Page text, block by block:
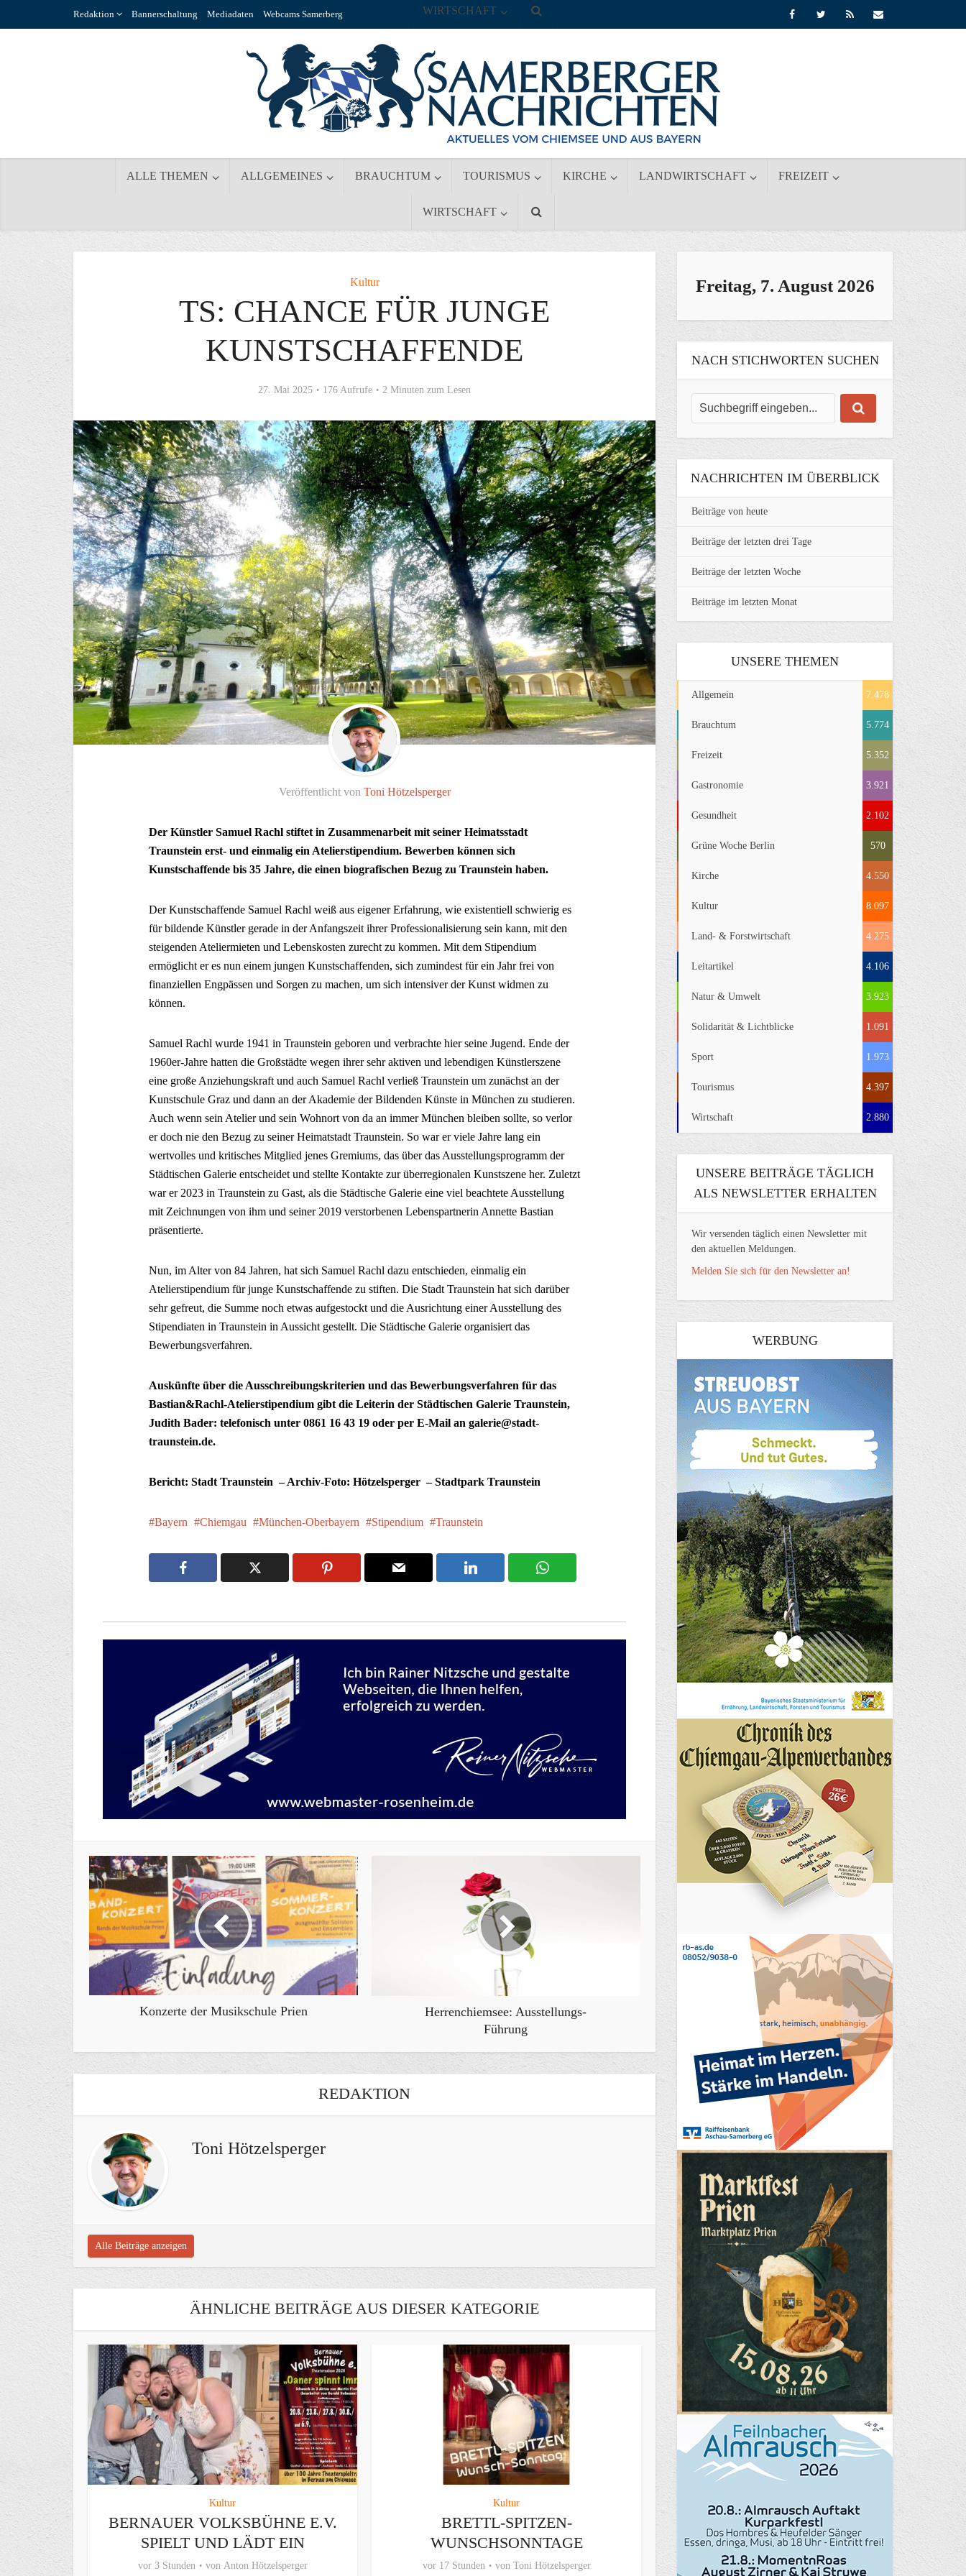
Redaktion Bannerschaltung Mediadaten Webcams Samerberg
ALLE THEMEN ALLGEMEINES BRAUCHTUM TOURISMUS KIRCHE LANDWIRTSCHAFT FREIZEIT
WIRTSCHAFT
WIRTSCHAFT
Kultur
TS: CHANCE FÜR JUNGE
KUNSTSCHAFFENDE
27. Mai 2025 176 Aufrufe 2 Minuten zum Lesen
Veröffentlicht von Toni Hötzelsperger
Der Künstler Samuel Rachl stiftet in Zusammenarbeit mit seiner Heimatsstadt
Traunstein erst- und einmalig ein Atelierstipendium. Bewerben können sich
Kunstschaffende bis 35 Jahre, die einen biografischen Bezug zu Traunstein haben.
Der Kunstschaffende Samuel Rachl weiß aus eigener Erfahrung, wie existentiell schwierig es
für bildende Künstler gerade in der Anfangszeit ihrer Professionalisierung sein kann, mit den
steigenden Ateliermieten und Lebenskosten zurecht zu kommen. Mit dem Stipendium
ermöglicht er es nun einem jungen Kunstschaffenden, sich zumindest für ein Jahr frei von
finanziellen Engpässen und Sorgen zu machen, um sich intensiver der Kunst widmen zu
können.
Samuel Rachl wurde 1941 in Traunstein geboren und verbrachte hier seine Jugend. Ende der
1960er-Jahre hatten die Großstädte wegen ihrer sehr aktiven und lebendigen Künstlerszene
eine große Anziehungskraft und auch Samuel Rachl verließ Traunstein um zunächst an der
Kunstschule Graz und dann an der Akademie der Bildenden Künste in München zu studieren.
Auch wenn sein Atelier und sein Wohnort von da an immer München bleiben sollte, so verlor
er doch nie den Bezug zu seiner Heimatstadt Traunstein. So war er viele Jahre lang ein
wertvolles und kritisches Mitglied jenes Gremiums, das über das Ausstellungsprogramm der
Städtischen Galerie entscheidet und stellte Kontakte zur überregionalen Kunstszene her. Zuletzt
war er 2023 in Traunstein zu Gast, als die Städtische Galerie eine viel beachtete Ausstellung
mit Zeichnungen von ihm und seiner 2019 verstorbenen Lebenspartnerin Annette Bastian
präsentierte.
Nun, im Alter von 84 Jahren, hat sich Samuel Rachl dazu entschieden, einmalig ein
Atelierstipendium für junge Kunstschaffende zu stiften. Die Stadt Traunstein hat sich darüber
sehr gefreut, die Summe noch etwas aufgestockt und die Ausrichtung einer Ausstellung des
Stipendiaten in Traunstein in Aussicht gestellt. Die Städtische Galerie organisiert das
Bewerbungsverfahren.
Auskünfte über die Ausschreibungskriterien und das Bewerbungsverfahren für das
Bastian&Rachl-Atelierstipendium gibt die Leiterin der Städtischen Galerie Traunstein,
Judith Bader: telefonisch unter 0861 16 43 19 oder per E-Mail an galerie@stadt-
traunstein.de.
Bericht: Stadt Traunstein – Archiv-Foto: Hötzelsperger – Stadtpark Traunstein
Bayern Chiemgau München-Oberbayern Stipendium Traunstein
Konzerte der Musikschule Prien
Herrenchiemsee: Ausstellungs-
Führung
REDAKTION
Toni Hötzelsperger
Alle Beiträge anzeigen
ÄHNLICHE BEITRÄGE AUS DIESER KATEGORIE
Kultur
BERNAUER VOLKSBÜHNE E.V.
SPIELT UND LÄDT EIN
vor 3 Stunden von Anton Hötzelsperger
Kultur
BRETTL-SPITZEN-
WUNSCHSONNTAGE
vor 17 Stunden von Toni Hötzelsperger
Freitag, 7. August 2026
NACH STICHWORTEN SUCHEN
NACHRICHTEN IM ÜBERBLICK
Beiträge von heute
Beiträge der letzten drei Tage
Beiträge der letzten Woche
Beiträge im letzten Monat
UNSERE THEMEN
Allgemein 7.478
Brauchtum 5.774
Freizeit 5.352
Gastronomie 3.921
Gesundheit 2.102
Grüne Woche Berlin 570
Kirche 4.550
Kultur 8.097
Land- & Forstwirtschaft 4.275
Leitartikel 4.106
Natur & Umwelt 3.923
Solidarität & Lichtblicke 1.091
Sport 1.973
Tourismus 4.397
Wirtschaft 2.880
UNSERE BEITRÄGE TÄGLICH
ALS NEWSLETTER ERHALTEN
Wir versenden täglich einen Newsletter mit
den aktuellen Meldungen.
Melden Sie sich für den Newsletter an!
WERBUNG